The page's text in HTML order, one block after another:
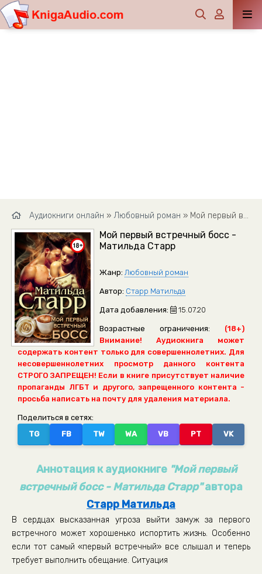
Аудиокниги онлайн » Любовный роман » Мой первый встречный босс - Матильда Старр
Мой первый встречный босс -
Матильда Старр
Жанр: Любовный роман
Автор: Старр Матильда
Дата добавления: 15.07.20
Возрастные ограничения:
(18+)
Внимание! Аудиокнига может
содержать контент только для совершеннолетних. Для
несовершеннолетних просмотр данного контента
СТРОГО ЗАПРЕЩЕН! Если в книге присутствует наличие
пропаганды ЛГБТ и другого, запрещенного контента -
просьба написать на почту для удаления материала.
Поделиться в сетях:
TG
FB TW WA VB PT VK
Аннотация к аудиокниге "Мой первый
встречный босс - Матильда Старр"автора
Старр Матильда
В сердцах высказанная угроза выйти замуж за первого
встречного может хорошенько испортить жизнь. Особенно
если тот самый «первый встречный» все слышал и теперь
требует выполнить обещание. Ситуация